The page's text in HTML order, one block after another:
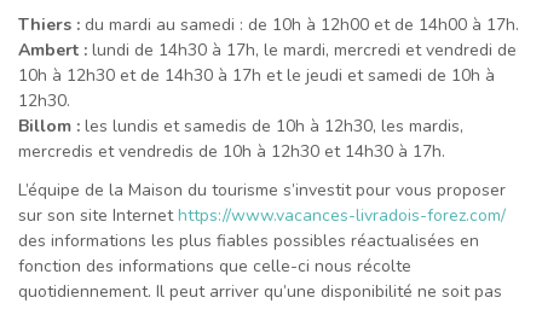
Thiers : du mardi au samedi : de 10h à 12h00 et de 14h00 à 17h.
Ambert : lundi de 14h30 à 17h, le mardi, mercredi et vendredi de
10h à 12h30 et de 14h30 à 17h et le jeudi et samedi de 10h à
12h30.
Billom : les lundis et samedis de 10h à 12h30, les mardis,
mercredis et vendredis de 10h à 12h30 et 14h30 à 17h.
L’équipe de la Maison du tourisme s’investit pour vous proposer
sur son site Internethttps://www.vacances-livradois-forez.com/
des informations les plus fiables possibles réactualisées en
fonction des informations que celle-ci nous récolte
quotidiennement. Il peut arriver qu’une disponibilité ne soit pas